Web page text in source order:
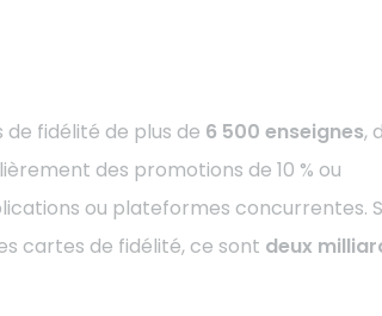
fidélité de plus de 6 500 enseignes,
des promotions de 10 % ou
ou plateformes concurrentes.
cartes de fidélité, ce sont deux